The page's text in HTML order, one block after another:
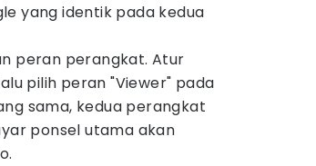
yang identik pada kedua
peran perangkat. Atur
pilih peran "Viewer" pada
sama, kedua perangkat
ponsel utama akan